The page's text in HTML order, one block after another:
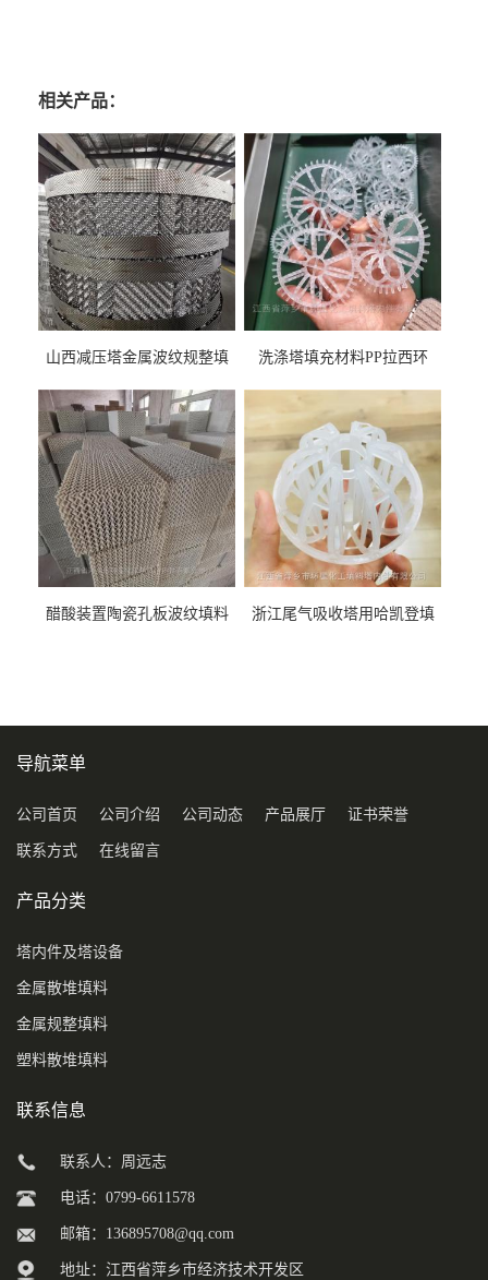
相关产品：
山西减压塔金属波纹规整填
料
洗涤塔填充材料PP拉西环
醋酸装置陶瓷孔板波纹填料
浙江尾气吸收塔用哈凯登填
导航菜单
公司首页 公司介绍 公司动态 产品展厅 证书荣誉
联系方式 在线留言
产品分类
塔内件及塔设备
金属散堆填料
金属规整填料
塑料散堆填料
联系信息
联系人：周远志
电话：0799-6611578
邮箱： 136895708@qq.com
地址：江西省萍乡市经济技术开发区